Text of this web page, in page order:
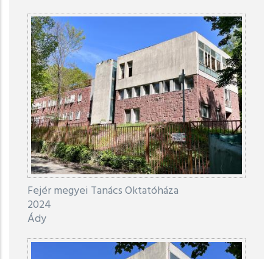
Fejér megyei Tanács Oktatóháza
2024
Ády